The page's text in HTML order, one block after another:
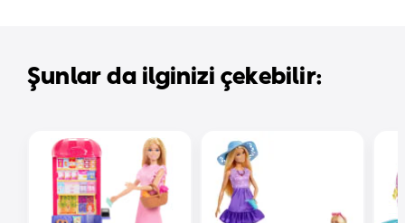
Şunlar da ilginizi çekebilir: